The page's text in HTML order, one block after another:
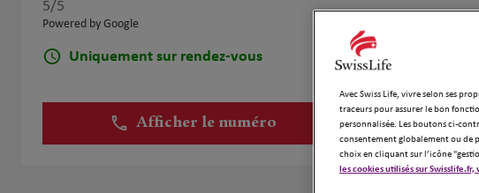
5/5
Powered by Google
Uniquement sur rendez-vous
Afficher le numéro
Avec Swiss Life, vivre selon ses
traceurs pour assurer le bon
personnalisée. Les boutons ci-
consentement globalement ou de
choix en cliquant sur l’icône
les cookies utilisés sur